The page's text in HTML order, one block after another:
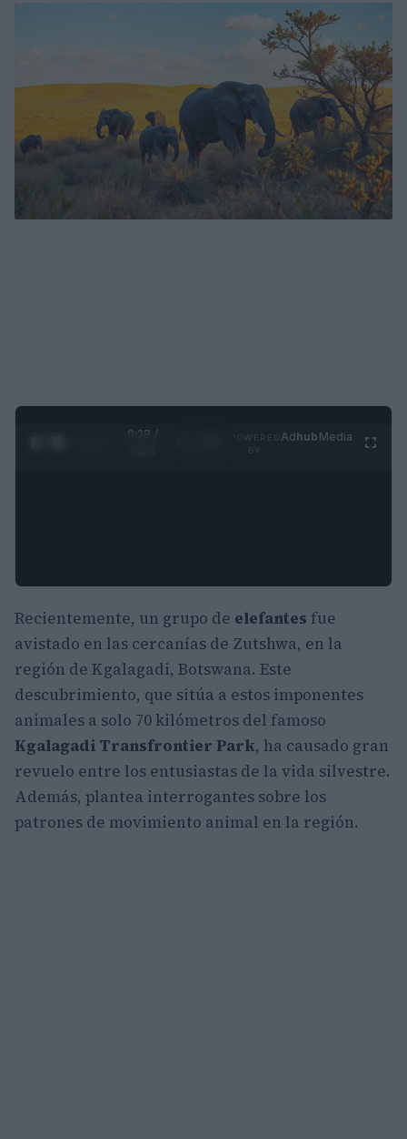
0:29 /
Adhub Media
Recientemente, un grupo de elefantes fue
avistado en las cercanías de Zutshwa, en la
región de Kgalagadi, Botswana. Este
descubrimiento, que sitúa a estos imponentes
animales a solo 70 kilómetros del famoso
Kgalagadi Transfrontier Park, ha causado gran
revuelo entre los entusiastas de la vida silvestre.
Además, plantea interrogantes sobre los
patrones de movimiento animal en la región.